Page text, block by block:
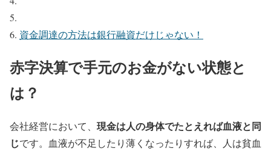
資金調達の方法は銀行融資だけじゃない！
赤字決算で手元のお金がない状態と
は？
会社経営において、 現金は人の身体でたとえれば血液と同
じです。血液が不足したり薄くなったりすれば、人は貧血